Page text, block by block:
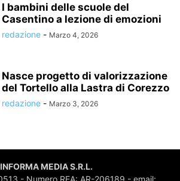
I bambini delle scuole del
Casentino a lezione di emozioni
redazione - Marzo 4, 2026
Nasce progetto di valorizzazione
del Tortello alla Lastra di Corezzo
redazione - Marzo 3, 2026
INFORMA MEDIA S.R.L.
- Numero REA: AR-206189 - email: